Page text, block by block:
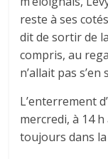
reste à ses
dit de sortir de
compris, au
n’allait pas
L’enterrement
mercredi, à 14
toujours dans